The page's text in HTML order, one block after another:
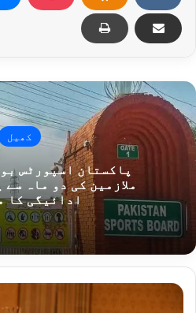
کھیل
پاکستان اسپورٹس
ملازمین کی دو ماہ
ادائیگی کا
پ